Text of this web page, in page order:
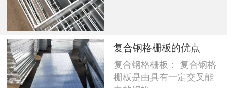
复合钢格栅板的优点
复合钢格栅板： 复合钢格
栅板是由具有一定交叉能